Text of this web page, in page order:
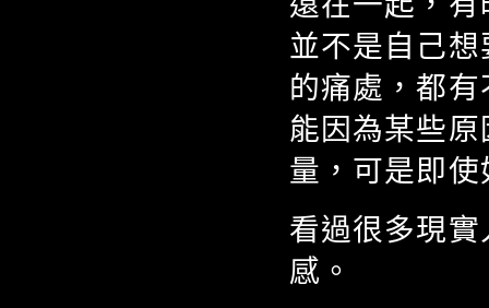
並不是自己
的痛處，都
能因為某些
量，可是即
看過很多現
感。